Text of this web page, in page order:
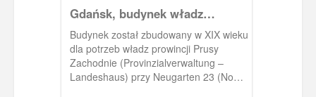
Gdańsk, budynek władz
prowincji Prusy Zachodnie,
Landeshaus
Budynek został zbudowany w XIX wieku
dla potrzeb władz prowincji Prusy
Zachodnie (Provinzialverwaltung –
Landeshaus) przy Neugarten 23 (Nowe